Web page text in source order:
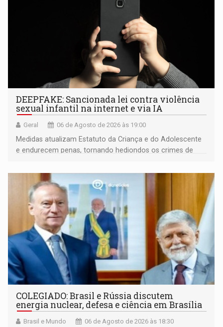
DEEPFAKE: Sancionada lei contra violência
sexual infantil na internet e via IA
Geral 06 de Agosto de 2026 às 19:00
Medidas atualizam Estatuto da Criança e do Adolescente
e endurecem penas, tornando hediondos os crimes de
COLEGIADO: Brasil e Rússia discutem
energia nuclear, defesa e ciência em Brasília
Brasil e Mundo 06 de Agosto de 2026 às 18:30